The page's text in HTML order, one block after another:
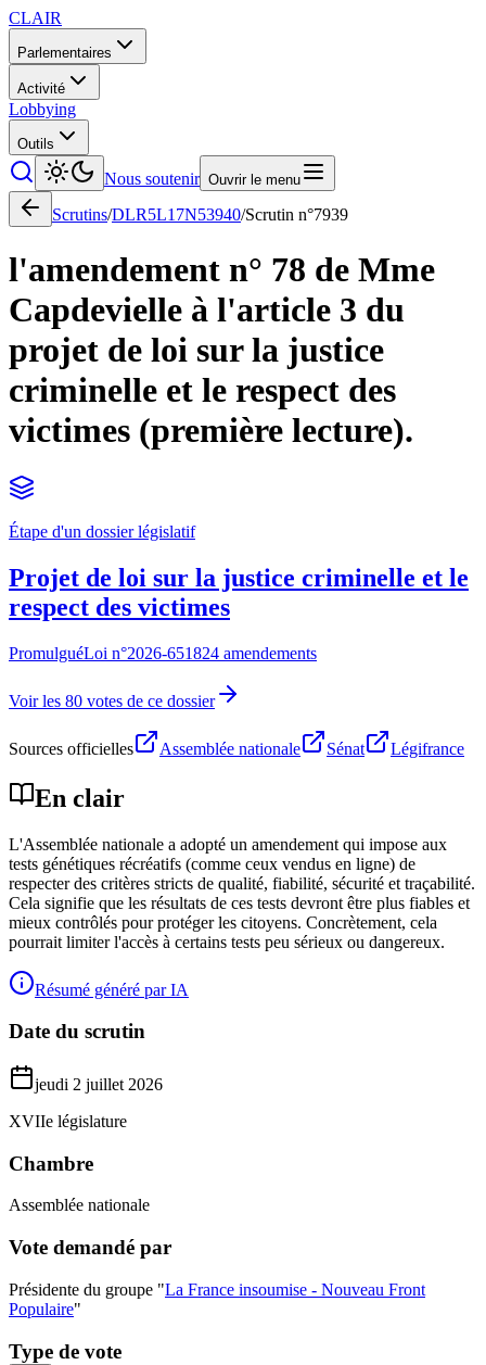
CLAIR
Parlementaires
Activité
Lobbying
Outils
Nous soutenir Ouvrir le menu
Scrutins/DLR5L17N53940/Scrutin n°7939
l'amendement n° 78 de Mme
Capdevielle à l'article 3 du
projet de loi sur la justice
criminelle et le respect des
victimes (première lecture).
Étape d'un dossier législatif
Projet de loi sur la justice criminelle et le
respect des victimes
PromulguéLoi n°2026-651824 amendements
Voir les 80 votes de ce dossier
Sources officielles Assemblée nationale Sénat Légifrance
En clair
L'Assemblée nationale a adopté un amendement qui impose aux
tests génétiques récréatifs (comme ceux vendus en ligne) de
respecter des critères stricts de qualité, fiabilité, sécurité et traçabilité.
Cela signifie que les résultats de ces tests devront être plus fiables et
mieux contrôlés pour protéger les citoyens. Concrètement, cela
pourrait limiter l'accès à certains tests peu sérieux ou dangereux.
Résumé généré par IA
Date du scrutin
jeudi 2 juillet 2026
XVIIe législature
Chambre
Assemblée nationale
Vote demandé par
Présidente du groupe "La France insoumise - Nouveau Front
Populaire"
Type de vote